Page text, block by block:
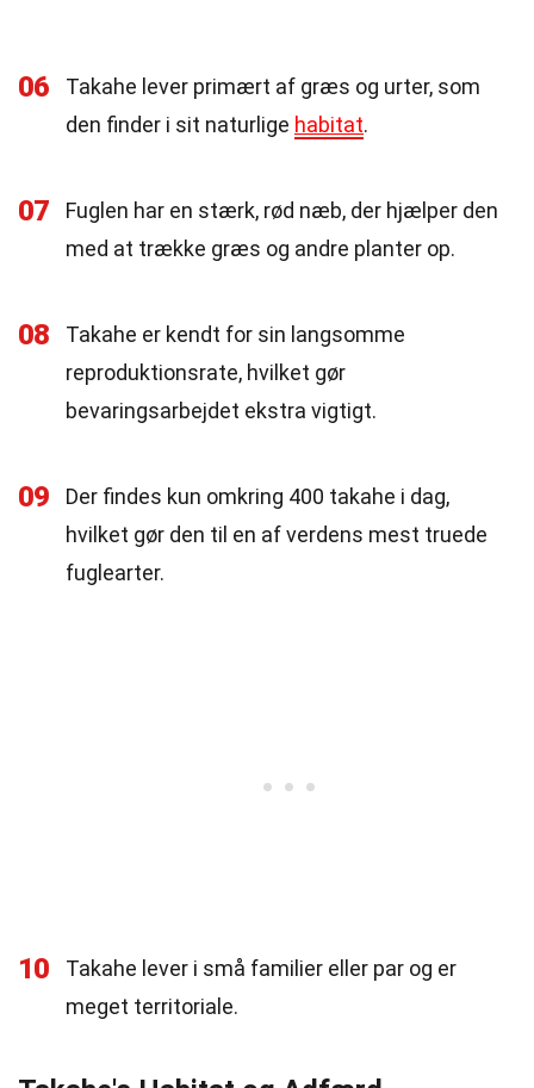
06
Takahe lever primært af græs og urter, som
den finder i sit naturlige habitat.
07
Fuglen har en stærk, rød næb, der hjælper den
med at trække græs og andre planter op.
08
Takahe er kendt for sin langsomme
reproduktionsrate, hvilket gør
bevaringsarbejdet ekstra vigtigt.
09
Der findes kun omkring 400 takahe i dag,
hvilket gør den til en af verdens mest truede
fuglearter.
10
Takahe lever i små familier eller par og er
meget territoriale.